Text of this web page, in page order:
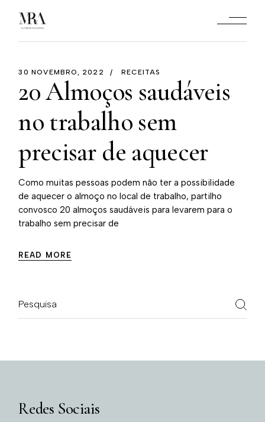
30 NOVEMBRO, 2022 RECEITAS
20 Almoços saudáveis
no trabalho sem
precisar de aquecer
Como muitas pessoas podem não ter a possibilidade
de aquecer o almoço no local de trabalho, partilho
convosco 20 almoços saudáveis para levarem para o
trabalho sem precisar de
READ MORE
Redes Sociais